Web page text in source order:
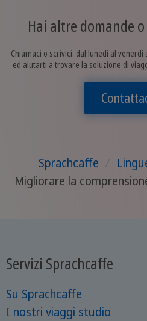
Hai altre domande
Chiamaci o scrivici: dal lunedì al
ed aiutarti a trovare la soluzione di
Sprachcaffe /
Migliorare la
Servizi Sprachcaffe
Su Sprachcaffe
I nostri viaggi studio